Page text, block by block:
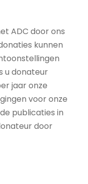
ADC door ons
kunnen
u donateur
jaar onze
voor onze
publicaties in
door